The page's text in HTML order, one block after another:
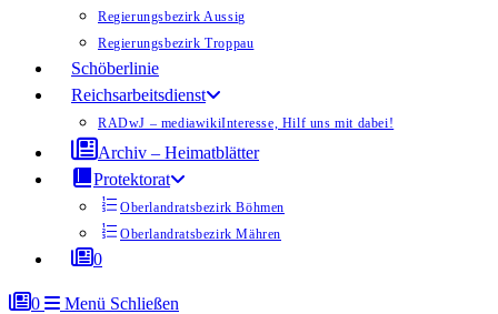
Regierungsbezirk Aussig
Regierungsbezirk Troppau
Schöberlinie
Reichsarbeitsdienst
RADwJ – mediawikiInteresse, Hilf uns mit dabei!
Archiv – Heimatblätter
Protektorat
Oberlandratsbezirk Böhmen
Oberlandratsbezirk Mähren
0
0 Menü Schließen